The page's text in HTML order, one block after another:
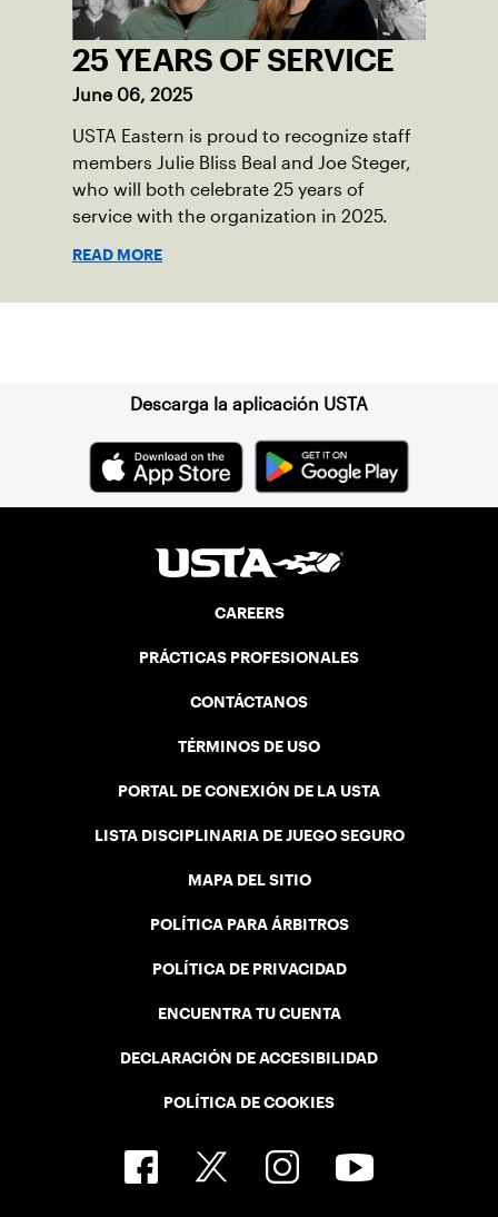
25 YEARS OF SERVICE
June 06, 2025
USTA Eastern is proud to recognize staff
members Julie Bliss Beal and Joe Steger,
who will both celebrate 25 years of
service with the organization in 2025.
READ MORE
Descarga la aplicación USTA
CAREERS
PRÁCTICAS PROFESIONALES
CONTÁCTANOS
TÉRMINOS DE USO
PORTAL DE CONEXIÓN DE LA USTA
LISTA DISCIPLINARIA DE JUEGO SEGURO
MAPA DEL SITIO
POLÍTICA PARA ÁRBITROS
POLÍTICA DE PRIVACIDAD
ENCUENTRA TU CUENTA
DECLARACIÓN DE ACCESIBILIDAD
POLÍTICA DE COOKIES